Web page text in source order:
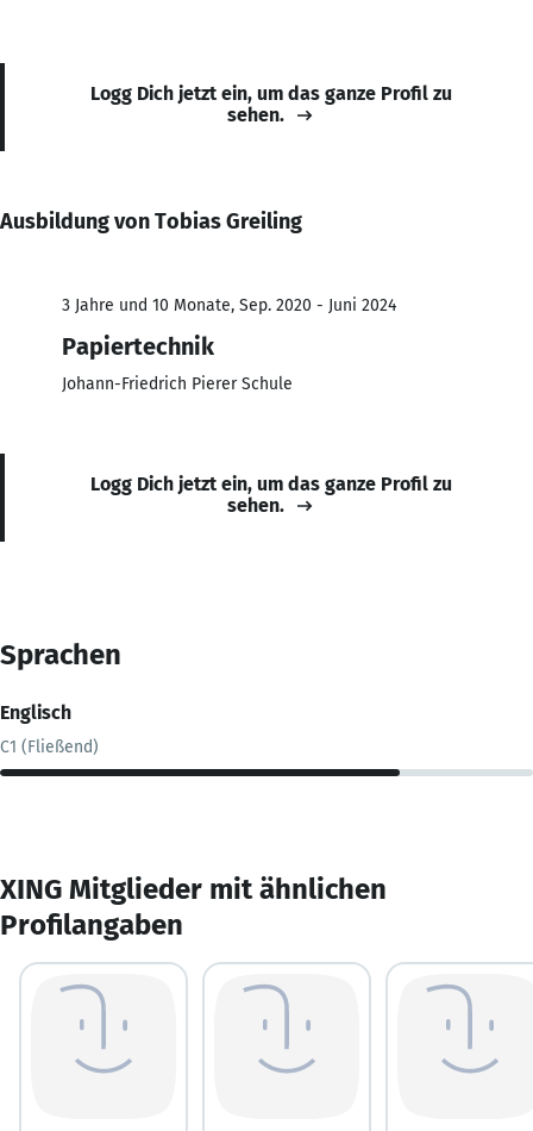
Logg Dich jetzt ein, um das ganze Profil zu
sehen.
Ausbildung von Tobias Greiling
3 Jahre und 10 Monate, Sep. 2020 - Juni 2024
Papiertechnik
Johann-Friedrich Pierer Schule
Logg Dich jetzt ein, um das ganze Profil zu
sehen.
Sprachen
Englisch
C1 (Fließend)
XING Mitglieder mit ähnlichen
Profilangaben